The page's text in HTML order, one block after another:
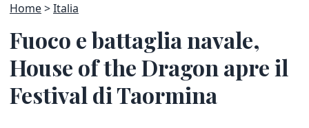
Home Italia
Fuoco e battaglia navale,
House of the Dragon apre il
Festival di Taormina